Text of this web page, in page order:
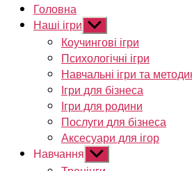
Головна
Наші ігри Показати
підменю
Коучингові ігри
Психологічні ігри
Навчальні ігри та
Ігри для бізнеса
Ігри для родини
Послуги для бізнеса
Аксесуари для ігор
Навчання Показати
підменю